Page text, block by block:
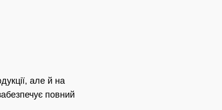
але й на
повний